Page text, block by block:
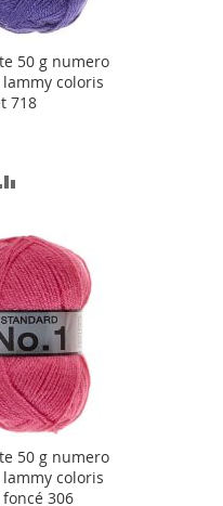
50 g numero
lammy coloris
718
COMPARATEUR
50 g numero
lammy coloris
306